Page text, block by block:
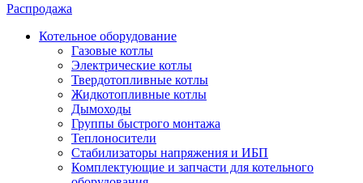
Распродажа
Котельное оборудование
Газовые котлы
Электрические котлы
Твердотопливные котлы
Жидкотопливные котлы
Дымоходы
Группы быстрого монтажа
Теплоносители
Стабилизаторы напряжения и ИБП
Комплектующие и запчасти для котельного